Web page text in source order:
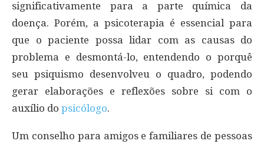
significativamente para a parte química da
doença. Porém, a psicoterapia é essencial para
que o paciente possa lidar com as causas do
problema e desmontá-lo, entendendo o porquê
seu psiquismo desenvolveu o quadro, podendo
gerar elaborações e reflexões sobre si com o
auxílio do psicólogo.
Um conselho para amigos e familiares de pessoas